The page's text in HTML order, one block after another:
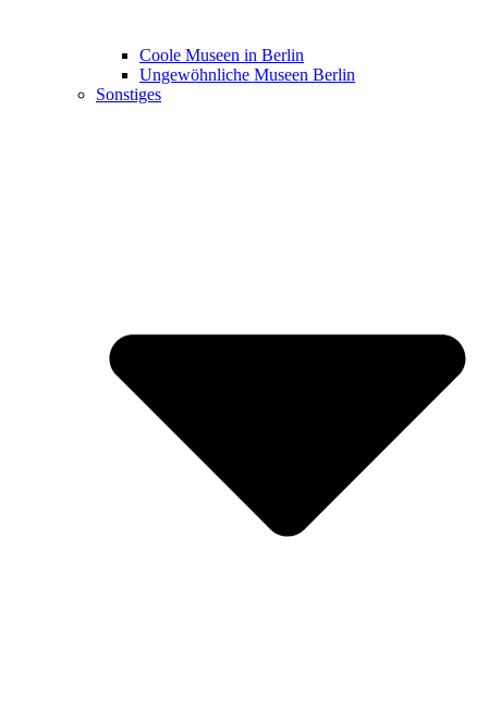
Coole Museen in Berlin
Ungewöhnliche Museen Berlin
Sonstiges